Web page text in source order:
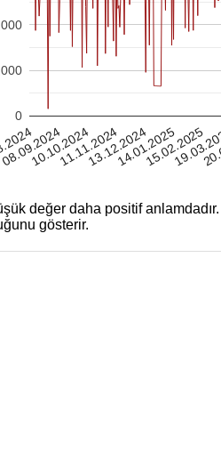
08.09.2024
10.10.2024
11.11.2024
13.12.2024
14.01.2025
15.02.2025
0
değer daha positif anlamdadır.
gösterir.